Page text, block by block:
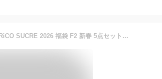
【送料無料】【メール便不可】RiCO SUCRE 2026 福袋 F2 新春 5点セット アウター トップス ボトムス 子供服 女の子 小学生 中学生 ファッション キッズ ジュニア 韓国子供服 大人っぽい ダンス 130cm 140cm 150cm 160cm